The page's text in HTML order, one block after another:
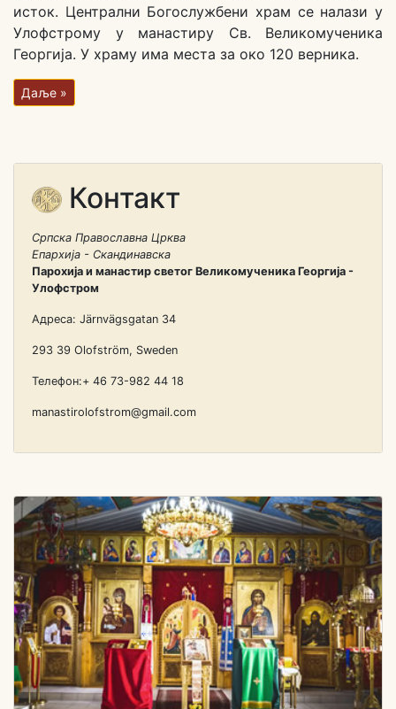
исток. Централни Богослужбени храм се налази у
Улофстрому у манастиру Св. Великомученика
Георгија. У храму има места за око 120 верника.
Даље »
Контакт
Српска Православна Црква
Епархија - Скандинавска
Парохија и манастир светог Великомученика Георгија -
Улофстром
Адреса: Järnvägsgatan 34
293 39 Olofström, Sweden
Телефон:+ 46 73-982 44 18
manastirolofstrom@gmail.com